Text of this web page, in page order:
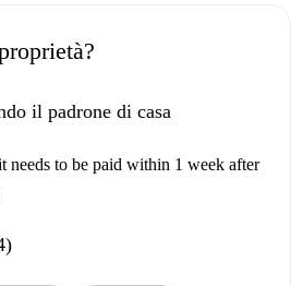
il padrone di casa
needs to be paid within 1 week after